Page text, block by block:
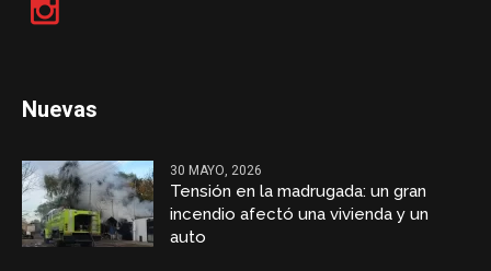
Nuevas
30 MAYO, 2026
Tensión en la madrugada: un gran
incendio afectó una vivienda y un
auto